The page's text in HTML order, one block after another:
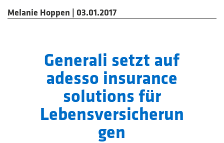
Melanie Hoppen | 03.01.2017
Generali setzt auf
adesso insurance
solutions für
Lebensversicherun
gen